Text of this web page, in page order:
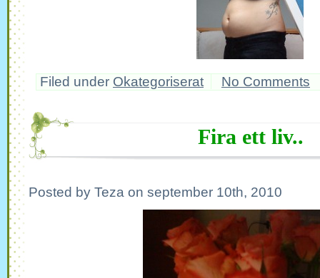
Filed under Okategoriserat No Comments
Fira ett liv..
Posted by Teza on september 10th, 2010